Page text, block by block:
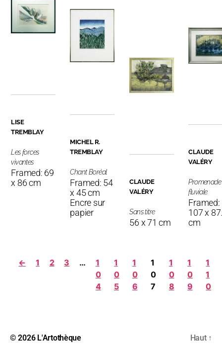
LISE
TREMBLAY
Les forces
vivantes
Framed: 69
x 86 cm
MICHEL R.
TREMBLAY
Chant Boréal
Framed: 54
x 45 cm
Encre sur
papier
CLAUDE
VALÉRY
Promenade
fluviale
Framed:
107 x
cm
CLAUDE
VALÉRY
Sans titre
56 x 71 cm
← 1 2 3 …
1
0
4
1
0
5
1
0
6
1
0
7
1
0
8
1
0
9
1
1
0
© 2026 L'Artothèque Haut ↑